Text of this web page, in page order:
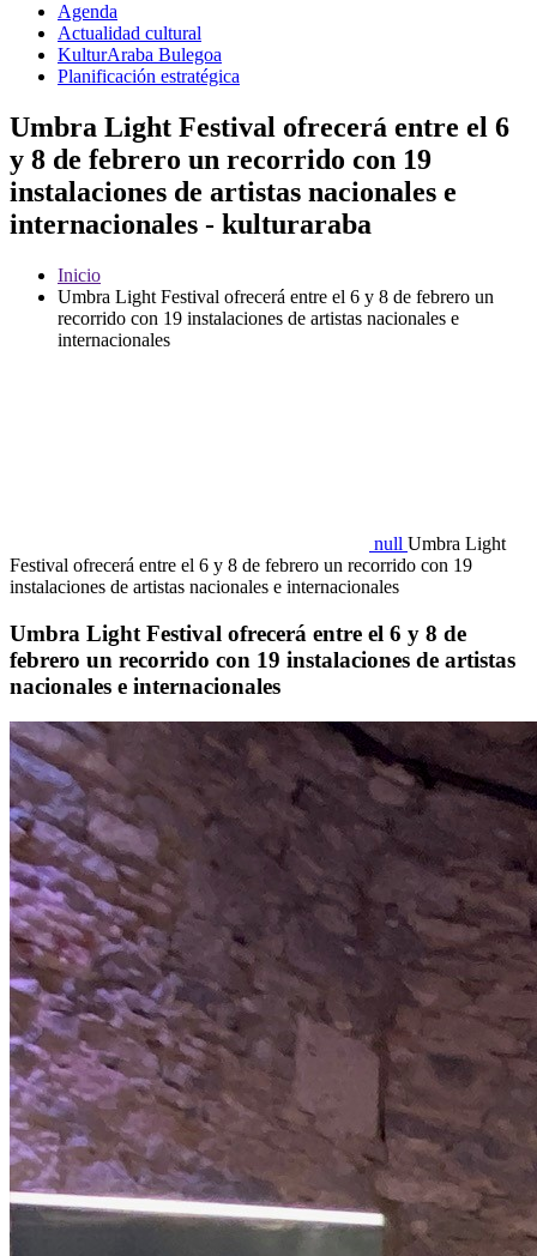
Agenda
Actualidad cultural
KulturAraba Bulegoa
Planificación estratégica
Umbra Light Festival ofrecerá entre el 6
y 8 de febrero un recorrido con 19
instalaciones de artistas nacionales e
internacionales - kulturaraba
Inicio
Umbra Light Festival ofrecerá entre el 6 y 8 de febrero un
recorrido con 19 instalaciones de artistas nacionales e
internacionales
null Umbra Light
Festival ofrecerá entre el 6 y 8 de febrero un recorrido con 19
instalaciones de artistas nacionales e internacionales
Umbra Light Festival ofrecerá entre el 6 y 8 de
febrero un recorrido con 19 instalaciones de artistas
nacionales e internacionales